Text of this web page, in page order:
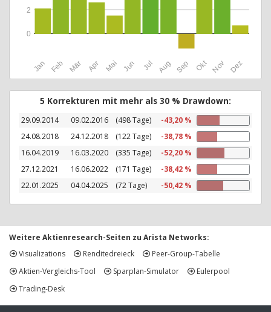
Jan Feb Mär Apr Mai Jun Jul Aug Sep Okt Nov Dez
0
2
5 Korrekturen mit mehr als 30 % Drawdown:
29.09.2014 09.02.2016 (498 Tage)
-43,20 %
24.08.2018
24.12.2018 (122 Tage)
-38,78 %
16.04.2019
16.03.2020 (335 Tage)
-52,20 %
27.12.2021
16.06.2022 (171 Tage)
-38,42 %
22.01.2025
04.04.2025 (72 Tage) -50,42 %
Weitere Aktienresearch-Seiten zu Arista Networks:
Visualizations
Renditedreieck
Peer-Group-Tabelle
Aktien-Vergleichs-Tool
Sparplan-Simulator
Eulerpool
Trading-Desk